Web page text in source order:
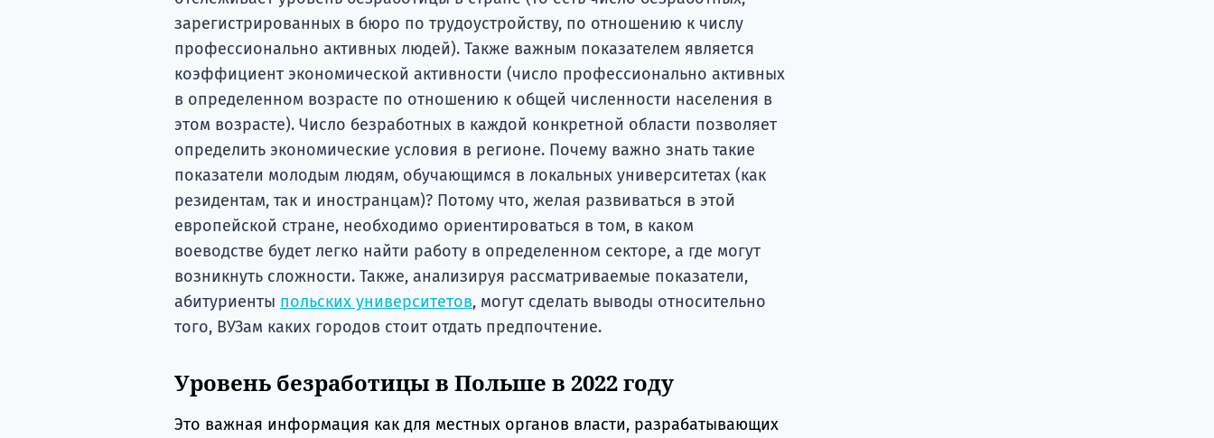
зарегистрированных в бюро по трудоустройству, по отношению к числу
профессионально активных людей). Также важным показателем является
коэффициент экономической активности (число профессионально активных
в определенном возрасте по отношению к общей численности населения в
этом возрасте). Число безработных в каждой конкретной области позволяет
определить экономические условия в регионе. Почему важно знать такие
показатели молодым людям, обучающимся в локальных университетах (как
резидентам, так и иностранцам)? Потому что, желая развиваться в этой
европейской стране, необходимо ориентироваться в том, в каком
воеводстве будет легко найти работу в определенном секторе, а где могут
возникнуть сложности. Также, анализируя рассматриваемые показатели,
абитуриенты польских университетов, могут сделать выводы относительно
того, ВУЗам каких городов стоит отдать предпочтение.
Уровень безработицы в Польше в 2022 году
Это важная информация как для местных органов власти, разрабатывающих